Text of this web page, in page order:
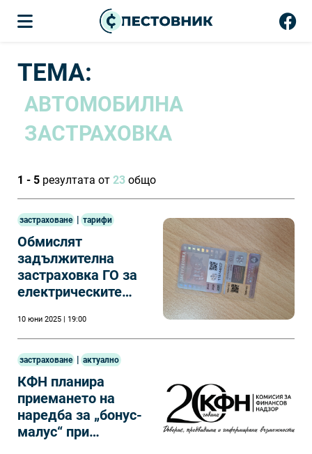
ТЕМА:
АВТОМОБИЛНА
ЗАСТРАХОВКА
1 - 5 резултата от 23 общо
застраховане | тарифи
Обмислят
задължителна
застраховка ГО за
електрическите
10 юни 2025 | 19:00
застраховане | актуално
КФН планира
приемането на
наредба за „бонус-
малус“ при